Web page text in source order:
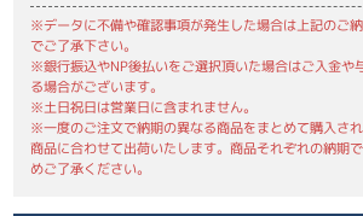
※データに不備や確認事項が発生した場合は上記のご
でご了承下さい。
※銀行振込やNP後払いをご選択頂いた場合はご入金や
る場合がございます。
※土日祝日は営業日に含まれません。
※一度のご注文で納期の異なる商品をまとめて購入さ
商品に合わせて出荷いたします。商品それぞれの納期
めご了承ください。